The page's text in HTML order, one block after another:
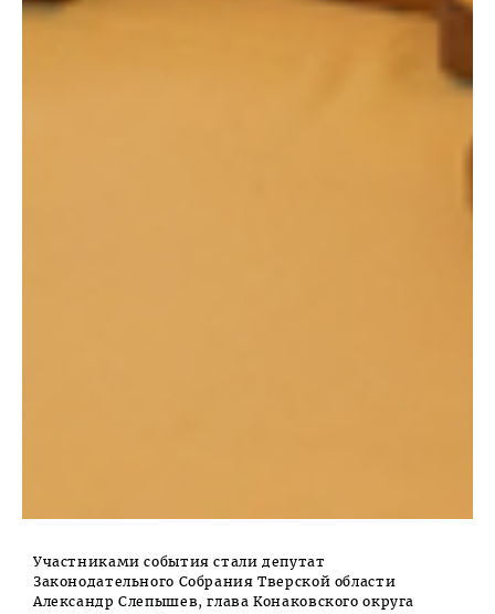
Участниками события стали депутат
Законодательного Собрания Тверской области
Александр Слепышев, глава Конаковского округа